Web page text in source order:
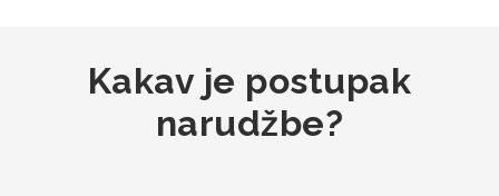
Kakav je postupak
narudžbe?
MarbleMania